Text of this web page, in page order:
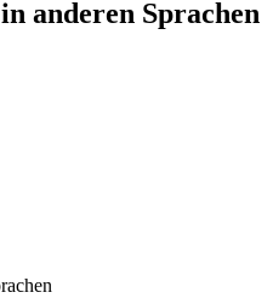
anderen Sprachen